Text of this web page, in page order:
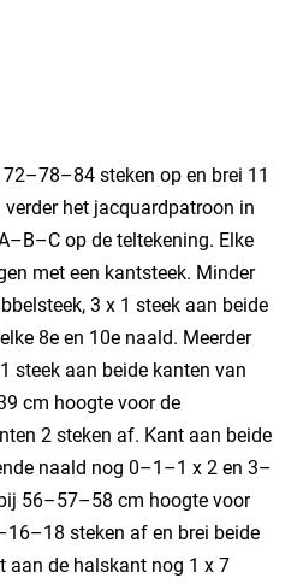
steken op en brei 11
het jacquardpatroon in
op de teltekening. Elke
met een kantsteek. Minder
3 x 1 steek aan beide
8e en 10e naald. Meerder
steek aan beide kanten van
cm hoogte voor de
2 steken af. Kant aan beide
naald nog 0–1–1 x 2 en 3–
56–57–58 cm hoogte voor
steken af en brei beide
aan de halskant nog 1 x 7